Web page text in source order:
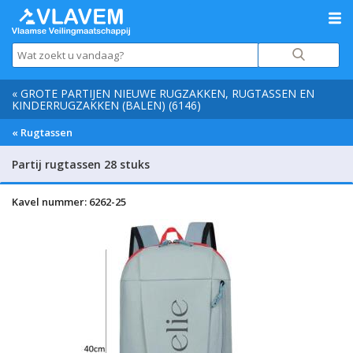
« GROTE PARTIJEN NIEUWE RUGZAKKEN, RUGTASSEN EN
KINDERRUGZAKKEN (BALEN) (6146)
« Rugtassen
Partij rugtassen 28 stuks
Kavel nummer: 6262-25